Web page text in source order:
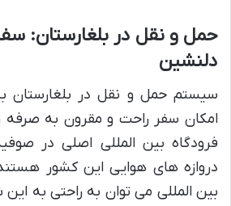
حمل و نقل در بلغارستان:
دلنشین
سیستم حمل و نقل در بلغارستان
امکان سفر راحت و مقرون به صرفه
فرودگاه بین المللی اصلی در
دروازه های هوایی این کشور
بین المللی می توان به راحتی به